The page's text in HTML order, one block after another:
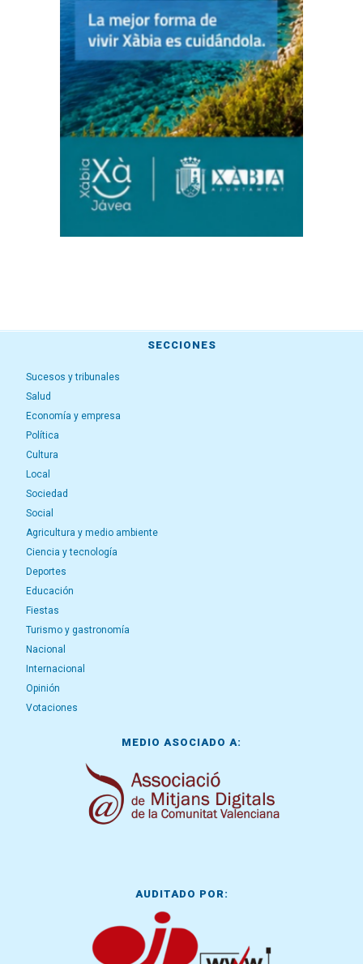
SECCIONES
Sucesos y tribunales
Salud
Economía y empresa
Política
Cultura
Local
Sociedad
Social
Agricultura y medio ambiente
Ciencia y tecnología
Deportes
Educación
Fiestas
Turismo y gastronomía
Nacional
Internacional
Opinión
Votaciones
MEDIO ASOCIADO A:
AUDITADO POR: